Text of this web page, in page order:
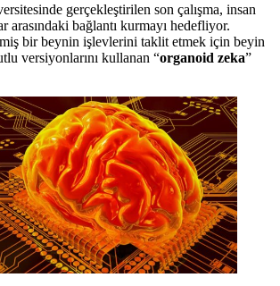
gerçekleştirilen son çalışma, insan
arasındaki bağlantı kurmayı hedefliyor.
bir beynin işlevlerini taklit etmek için beyin
versiyonlarını kullanan “organoid zeka”